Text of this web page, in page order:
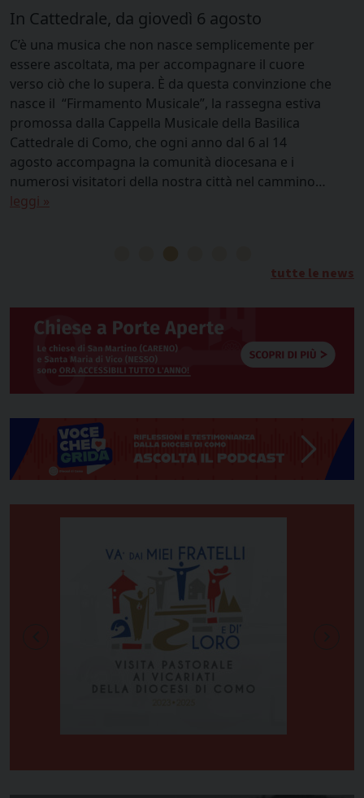
In Cattedrale, da giovedì 6 agosto
C’è una musica che non nasce semplicemente per
essere ascoltata, ma per accompagnare il cuore
verso ciò che lo supera. È da questa convinzione che
nasce il “Firmamento Musicale”, la rassegna estiva
promossa dalla Cappella Musicale della Basilica
Cattedrale di Como, che ogni anno dal 6 al 14
agosto accompagna la comunità diocesana e i
numerosi visitatori della nostra città nel cammino…
leggi »
tutte le news